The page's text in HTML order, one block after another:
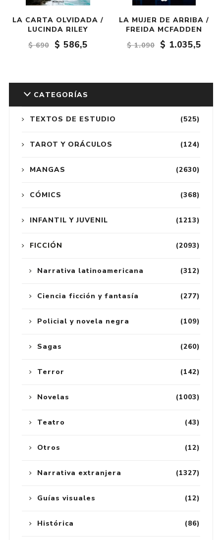
LA CARTA OLVIDADA /
LUCINDA RILEY
$ 690
$ 586,5
LA MUJER DE ARRIBA /
FREIDA MCFADDEN
$ 1.090
$ 1.035,5
CATEGORÍAS
(525)
TEXTOS DE ESTUDIO
(124)
TAROT Y ORÁCULOS
(2630)
MANGAS
(368)
CÓMICS
(1213)
INFANTIL Y JUVENIL
(2093)
FICCIÓN
(312)
Narrativa latinoamericana
(277)
Ciencia ficción y fantasía
(109)
Policial y novela negra
(260)
Sagas
(142)
Terror
(1003)
Novelas
(43)
Teatro
(12)
Otros
(1327)
Narrativa extranjera
(12)
Guías visuales
(86)
Histórica